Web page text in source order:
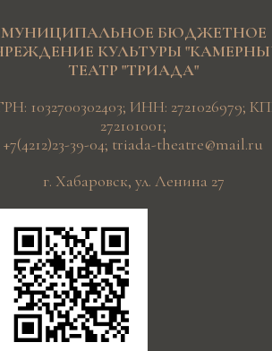
МУНИЦИПАЛЬНОЕ БЮДЖЕТНОЕ
КУЛЬТУРЫ
ТЕАТР "ТРИАДА"
1032700302403; ИНН: 2721026979;
272101001;
+7(4212)23-39-04; triada-theatre@mail.ru
г. Хабаровск, ул. Ленина 27